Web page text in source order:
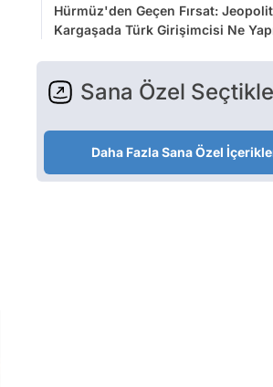
Hürmüz'den Geçen Fırsat:
Kargaşada Türk Girişimcisi Ne
Sana Özel
Daha Fazla Sana Özel